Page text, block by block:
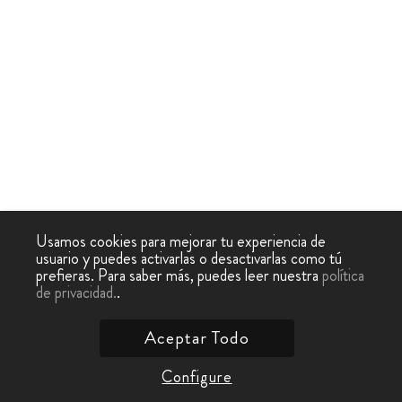
Usamos cookies para mejorar tu experiencia de
usuario y puedes activarlas o desactivarlas como tú
prefieras. Para saber más, puedes leer nuestrapolítica
de privacidad..
Configure
Aceptar Todo